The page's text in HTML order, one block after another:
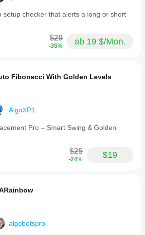
setup checker that alerts a long or short
$29
-35% ab 19 $/Mon.
Fibonacci With Golden Levels
AlgoXP1
Pro – Smart Swing & Golden
$25
-24% $19
algobotspro